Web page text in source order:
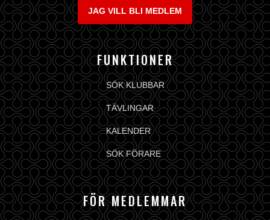
JAG VILL BLI MEDLEM
FUNKTIONER
SÖK KLUBBAR
TÄVLINGAR
KALENDER
SÖK FÖRARE
FÖR MEDLEMMAR